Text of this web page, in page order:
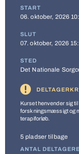
START
06. oktober, 2026
SLUT
07. oktober, 2026
STED
Det Nationale
Kurset henvender sig
forskningsmæssigt og
terapiforløb.
5 pladser tilbage
ANTAL DELTAGERE